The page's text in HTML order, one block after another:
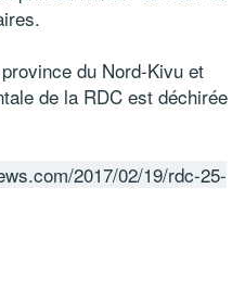
du Nord-Kivu et
de la RDC est déchirée
2017/02/19/rdc-25-